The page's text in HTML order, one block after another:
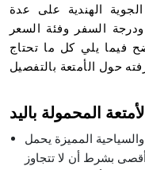
الهندية على عدة
السفر وفئة السعر
فيما يلي كل ما تحتاج
المحمولة باليد
المميزة يحمل
كجم/ 15رطلاً كحد أقصى بشرط أن لا تتجاوز